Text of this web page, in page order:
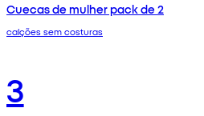
Cuecas de mulher pack de 2
calções sem costuras
3